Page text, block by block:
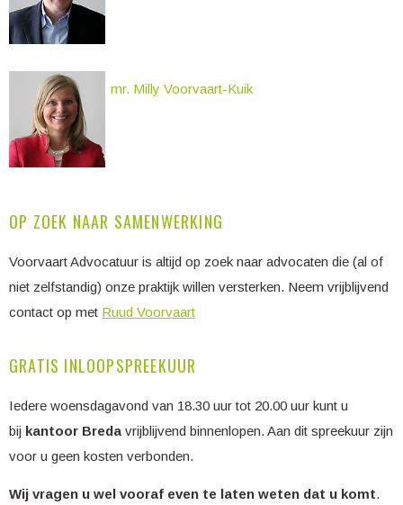
mr. Milly Voorvaart-Kuik
OP ZOEK NAAR SAMENWERKING
Voorvaart Advocatuur is altijd op zoek naar advocaten die (al of
niet zelfstandig) onze praktijk willen versterken. Neem vrijblijvend
contact op met Ruud Voorvaart
GRATIS INLOOPSPREEKUUR
Iedere woensdagavond van 18.30 uur tot 20.00 uur kunt u
bij kantoor Breda vrijblijvend binnenlopen. Aan dit spreekuur zijn
voor u geen kosten verbonden.
Wij vragen u wel vooraf even te laten weten dat u komt.